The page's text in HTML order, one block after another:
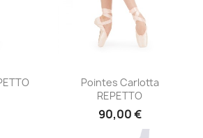
Aperçu rapide
Pointes Carlotta
REPETTO
90,00 €